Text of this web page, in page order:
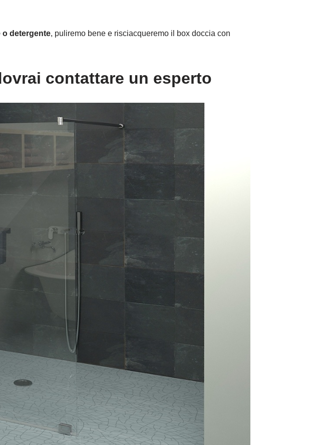
o detergente, puliremo bene e risciacqueremo il box doccia con
contattare un esperto